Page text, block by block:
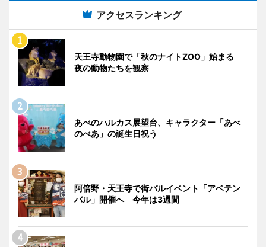
アクセスランキング
天王寺動物園で「秋のナイトZOO」始まる
夜の動物たちを観察
あべのハルカス展望台、キャラクター「あべ
のべあ」の誕生日祝う
阿倍野・天王寺で街バルイベント「アベテン
バル」開催へ 今年は3週間